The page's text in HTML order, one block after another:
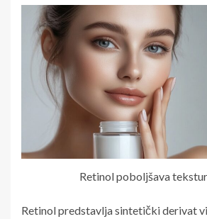
Retinol poboljšava
Retinol predstavlja sintetički derivat